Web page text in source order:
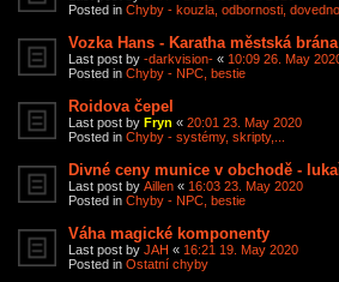
Posted in Chyby - kouzla, odbornosti,
Vozka Hans - Karatha městská
Last post by -darkvision- « 10:09 26. May
Posted in Chyby - NPC, bestie
Roidova čepel
Last post by Fryn « 20:01 23. May 2020
Posted in Chyby - systémy, skripty,...
Divné ceny munice v obchodě -
Last post by Aillen « 16:03 23. May 2020
Posted in Chyby - NPC, bestie
Váha magické komponenty
Last post by JAH « 16:21 19. May 2020
Posted in Ostatní chyby